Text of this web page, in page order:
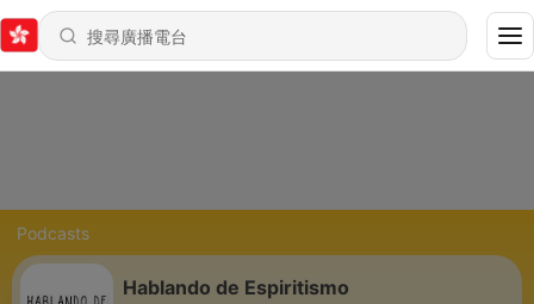
Podcasts
Hablando de Espiritismo